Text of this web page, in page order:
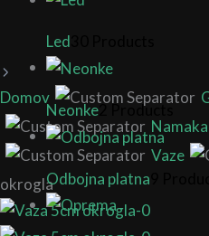
Led
Neonke 2 Products
Odbojna platna
Domov
Vaze
okrogla